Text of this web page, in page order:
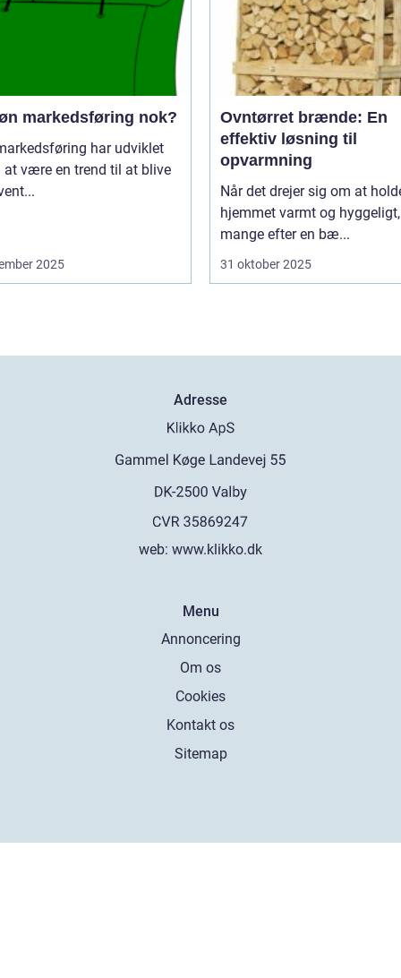
markedsføring nok?
har udviklet
at være en trend til at blive
2025
Ovntørret brænde: En
effektiv løsning til
opvarmning
Når det drejer sig om at
hjemmet varmt og
mange efter en bæ...
31 oktober 2025
Adresse
web: www.klikko.dk
Menu
Annoncering
Om os
Cookies
Kontakt os
Sitemap